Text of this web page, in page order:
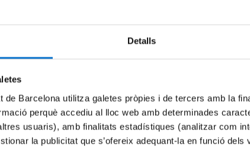
Detalls
de Barcelona utilitza galetes pròpies i de tercers amb la
perquè accediu al lloc web amb determinades
usuaris), amb finalitats estadístiques (analitzar com
la publicitat que s’ofereix adequant-la en funció